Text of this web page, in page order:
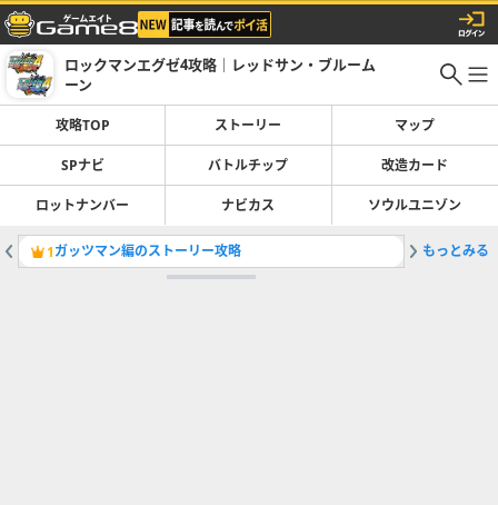
ロックマンエグゼ4攻略｜レッドサン・ブルーム
ーン
攻略TOP ストーリー マップ
SPナビ バトルチップ 改造カード
ロットナンバー ナビカス ソウルユニゾン
1ガッツマン編のストーリー攻略 2タップ
もっとみる